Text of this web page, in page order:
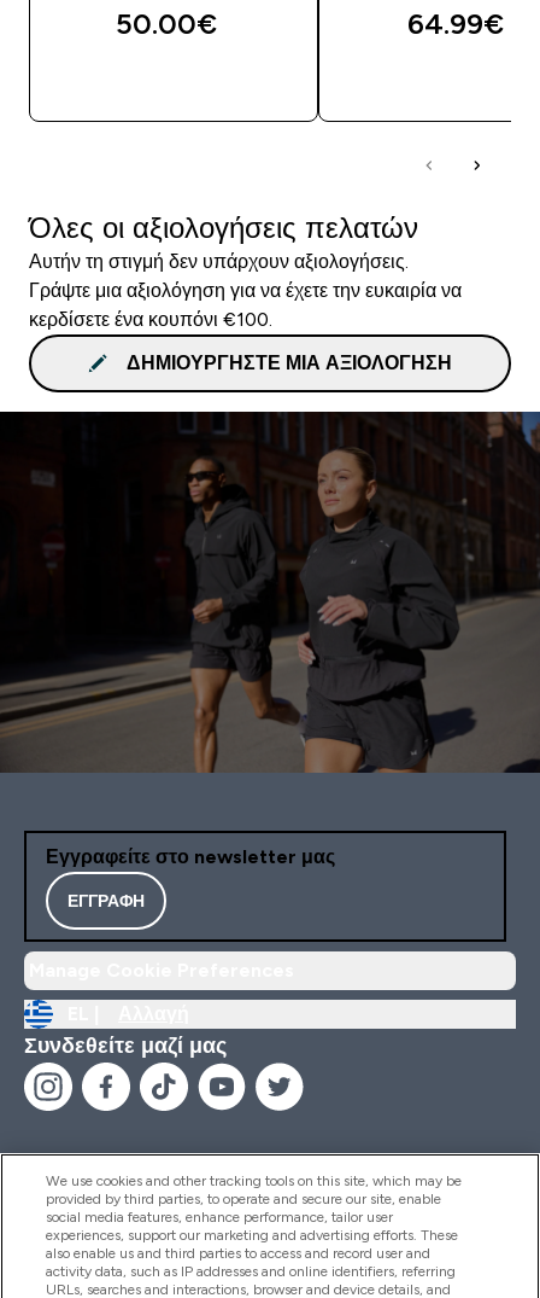
50.00€‎ 64.99€‎
Όλες οι αξιολογήσεις πελατών
Αυτήν τη στιγμή δεν υπάρχουν αξιολογήσεις.
Γράψτε μια αξιολόγηση για να έχετε την ευκαιρία να
κερδίσετε ένα κουπόνι €100.
ΔΗΜΙΟΥΡΓΉΣΤΕ ΜΙΑ ΑΞΙΟΛΌΓΗΣΗ
Εγγραφείτε στο newsletter μας
ΕΓΓΡΑΦΉ
Συνδεθείτε μαζί μας
Βοήθεια & Πληροφορίες
Προϊόντα
We use cookies and other tracking tools on this site, which may be
provided by third parties, to operate and secure our site, enable
social media features, enhance performance, tailor user
experiences, support our marketing and advertising efforts. These
also enable us and third parties to access and record user and
activity data, such as IP addresses and online identifiers, referring
URLs, searches and interactions, browser and device details, and